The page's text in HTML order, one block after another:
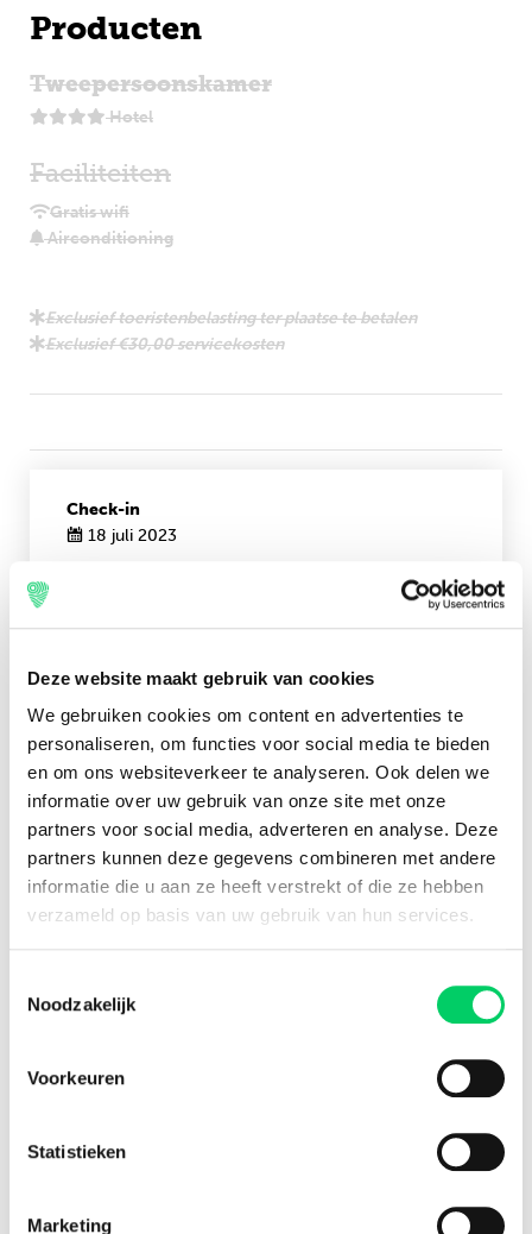
Deze website maakt gebruik van cookies
We gebruiken cookies om content en advertenties te
personaliseren, om functies voor social media te bieden
en om ons websiteverkeer te analyseren. Ook delen we
informatie over uw gebruik van onze site met onze
partners voor social media, adverteren en analyse. Deze
partners kunnen deze gegevens combineren met andere
informatie die u aan ze heeft verstrekt of die ze hebben
verzameld op basis van uw gebruik van hun services.
Noodzakelijk
Voorkeuren
Statistieken
Marketing
Producten
Tweepersoonskamer
Hotel
Faciliteiten
Gratis wifi
Airconditioning
Exclusief toeristenbelasting ter plaatse te betalen
Exclusief €30,00 servicekosten
Check-in
18 juli 2023